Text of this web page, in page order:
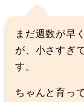
まだ週数が早
が、小さすぎ
す。
ちゃんと育っ